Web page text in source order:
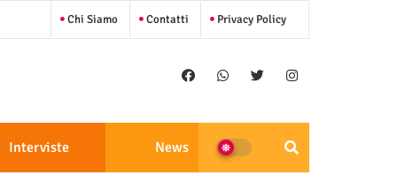
Chi Siamo Contatti Privacy Policy
Interviste News